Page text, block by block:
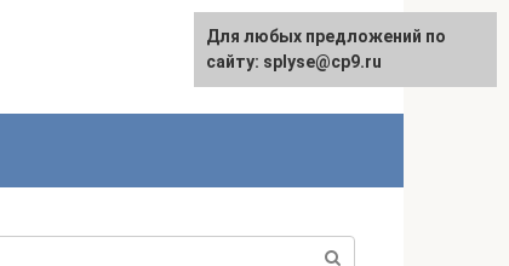
Для любых предложений по
сайту: splyse@cp9.ru